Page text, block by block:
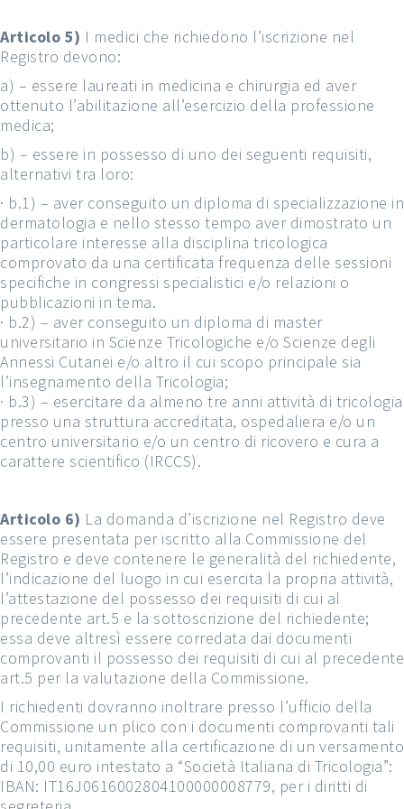
Articolo 5) I medici che richiedono l’iscrizione nel
Registro devono:
a) – essere laureati in medicina e chirurgia ed aver
ottenuto l’abilitazione all’esercizio della professione
medica;
b) – essere in possesso di uno dei seguenti requisiti,
alternativi tra loro:
· b.1) – aver conseguito un diploma di specializzazione in
dermatologia e nello stesso tempo aver dimostrato un
particolare interesse alla disciplina tricologica
comprovato da una certificata frequenza delle sessioni
specifiche in congressi specialistici e/o relazioni o
pubblicazioni in tema.
· b.2) – aver conseguito un diploma di master
universitario in Scienze Tricologiche e/o Scienze degli
Annessi Cutanei e/o altro il cui scopo principale sia
l’insegnamento della Tricologia;
· b.3) – esercitare da almeno tre anni attività di tricologia
presso una struttura accreditata, ospedaliera e/o un
centro universitario e/o un centro di ricovero e cura a
carattere scientifico (IRCCS).
Articolo 6) La domanda d’iscrizione nel Registro deve
essere presentata per iscritto alla Commissione del
Registro e deve contenere le generalità del richiedente,
l’indicazione del luogo in cui esercita la propria attività,
l’attestazione del possesso dei requisiti di cui al
precedente art.5 e la sottoscrizione del richiedente;
essa deve altresì essere corredata dai documenti
comprovanti il possesso dei requisiti di cui al precedente
art.5 per la valutazione della Commissione.
I richiedenti dovranno inoltrare presso l’ufficio della
Commissione un plico con i documenti comprovanti tali
requisiti, unitamente alla certificazione di un versamento
di 10,00 euro intestato a “Società Italiana di Tricologia”:
IBAN: IT16J0616002804100000008779, per i diritti di